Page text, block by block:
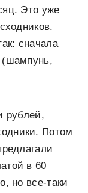
Это уже
сначала
(шампунь,
рублей,
Потом
в 60
но все-таки